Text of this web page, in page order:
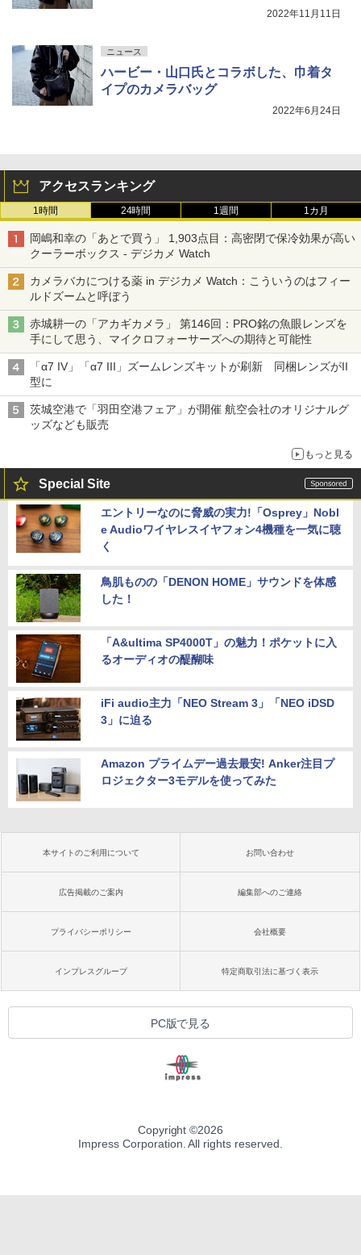
2022年11月11日
ニュース
ハービー・山口氏とコラボした、巾着タ
イプのカメラバッグ
2022年6月24日
アクセスランキング
1時間 24時間 1週間 1カ月
岡嶋和幸の「あとで買う」 1,903点目：高密閉で保冷効果が高い
クーラーボックス - デジカメ Watch
カメラバカにつける薬 in デジカメ Watch：こういうのはフィー
ルドズームと呼ぼう
赤城耕一の「アカギカメラ」 第146回：PRO銘の魚眼レンズを
手にして思う、マイクロフォーサーズへの期待と可能性
「α7 IV」「α7 III」ズームレンズキットが刷新 同梱レンズがII
型に
茨城空港で「羽田空港フェア」が開催 航空会社のオリジナルグ
ッズなども販売
もっと見る
Special Site
エントリーなのに脅威の実力!「Osprey」Nobl
e Audioワイヤレスイヤフォン4機種を一気に聴
く
鳥肌ものの「DENON HOME」サウンドを体感
した！
「A&ultima SP4000T」の魅力！ポケットに入
るオーディオの醍醐味
iFi audio主力「NEO Stream 3」「NEO iDSD
3」に迫る
Amazon プライムデー過去最安! Anker注目プ
ロジェクター3モデルを使ってみた
本サイトのご利用について お問い合わせ
広告掲載のご案内 編集部へのご連絡
プライバシーポリシー 会社概要
インプレスグループ 特定商取引法に基づく表示
PC版で見る
Copyright ©2026
Impress Corporation. All rights reserved.